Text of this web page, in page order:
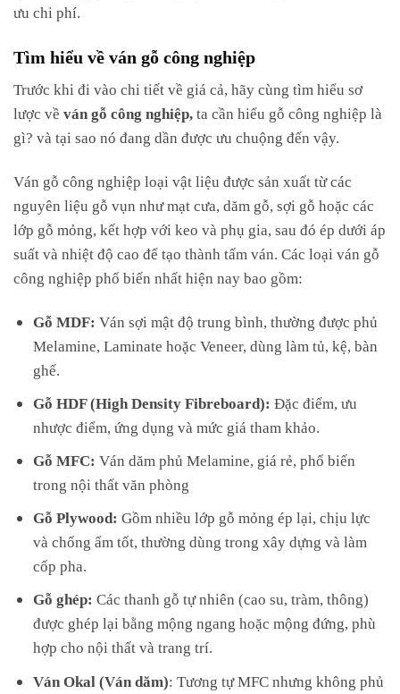
ưu chi phí.
Tìm hiểu về ván gỗ công nghiệp
Trước khi đi vào chi tiết về giá cả, hãy cùng tìm hiểu sơ
lược về ván gỗ công nghiệp, ta cần hiểu gỗ công nghiệp là
gì? và tại sao nó đang dần được ưu chuộng đến vậy.
Ván gỗ công nghiệp loại vật liệu được sản xuất từ các
nguyên liệu gỗ vụn như mạt cưa, dăm gỗ, sợi gỗ hoặc các
lớp gỗ mỏng, kết hợp với keo và phụ gia, sau đó ép dưới áp
suất và nhiệt độ cao để tạo thành tấm ván. Các loại ván gỗ
công nghiệp phổ biến nhất hiện nay bao gồm:
Gỗ MDF:Ván sợi mật độ trung bình, thường được phủ
Melamine, Laminate hoặc Veneer, dùng làm tủ, kệ, bàn
ghế.
Gỗ HDF (High Density Fibreboard): Đặc điểm, ưu
nhược điểm, ứng dụng và mức giá tham khảo.
Gỗ MFC:Ván dăm phủ Melamine, giá rẻ, phổ biến
trong nội thất văn phòng
Gỗ Plywood:Gồm nhiều lớp gỗ mỏng ép lại, chịu lực
và chống ẩm tốt, thường dùng trong xây dựng và làm
cốp pha.
Gỗ ghép:Các thanh gỗ tự nhiên (cao su, tràm, thông)
được ghép lại bằng mộng ngang hoặc mộng đứng, phù
hợp cho nội thất và trang trí.
Ván Okal (Ván dăm): Tương tự MFC nhưng không phủ